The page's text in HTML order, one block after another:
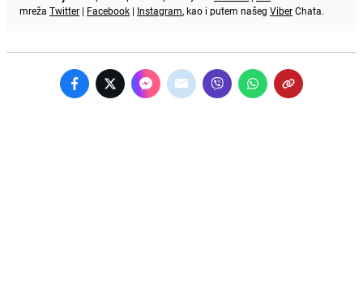
mreža Twitter | Facebook | Instagram, kao i putem našeg ViberChata.